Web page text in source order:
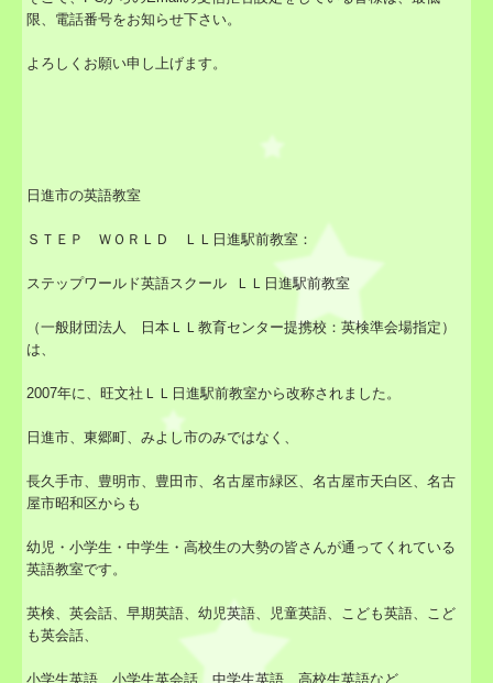
限、電話番号をお知らせ下さい。
よろしくお願い申し上げます。
日進市の英語教室
ＳＴＥＰ ＷＯＲＬＤ ＬＬ日進駅前教室：
ステップワールド英語スクール ＬＬ日進駅前教室
（一般財団法人 日本ＬＬ教育センター提携校：英検準会場指定）
は、
2007年に、旺文社ＬＬ日進駅前教室から改称されました。
日進市、東郷町、みよし市のみではなく、
長久手市、豊明市、豊田市、名古屋市緑区、名古屋市天白区、名古
屋市昭和区からも
幼児・小学生・中学生・高校生の大勢の皆さんが通ってくれている
英語教室です。
英検、英会話、早期英語、幼児英語、児童英語、こども英語、こど
も英会話、
小学生英語、小学生英会話、中学生英語、高校生英語など